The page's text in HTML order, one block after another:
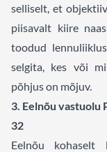
selliselt, et
piisavalt kiire
toodud
selgita, kes või
põhjus on mõjuv.
3. Eelnõu vastuolu
32
Eelnõu kohaselt